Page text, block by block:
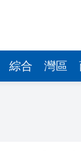
綜合 灣區